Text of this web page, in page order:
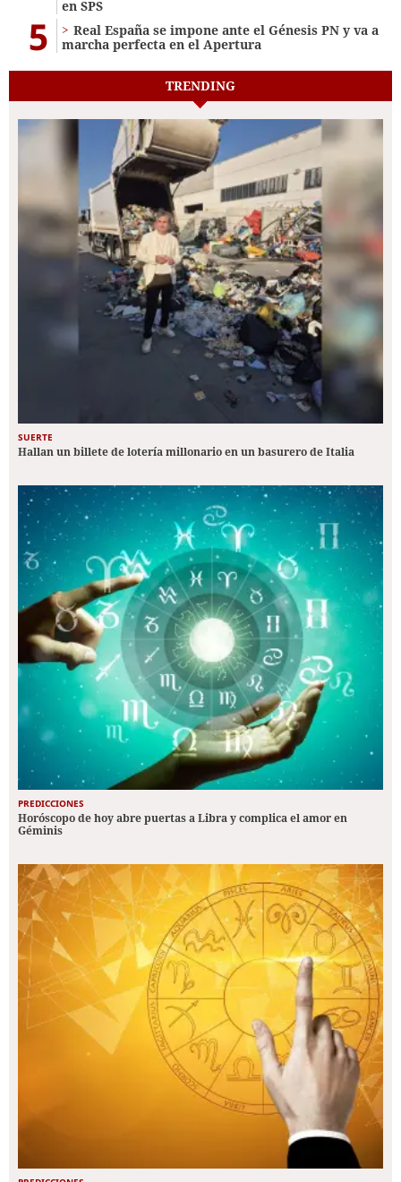
en SPS
5
Real España se impone ante el Génesis PN y va a
marcha perfecta en el Apertura
TRENDING
SUERTE
Hallan un billete de lotería millonario en un basurero de Italia
PREDICCIONES
Horóscopo de hoy abre puertas a Libra y complica el amor en
Géminis